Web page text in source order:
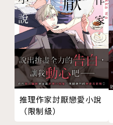
推理作家討厭戀愛小說
（限制級）